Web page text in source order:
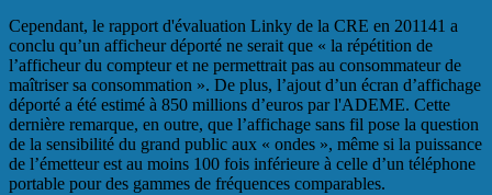
Cependant, le rapport d'évaluation Linky de la CRE en 201141 a
conclu qu’un afficheur déporté ne serait que « la répétition de
l’afficheur du compteur et ne permettrait pas au consommateur de
maîtriser sa consommation ». De plus, l’ajout d’un écran d’affichage
déporté a été estimé à 850 millions d’euros par l'ADEME. Cette
dernière remarque, en outre, que l’affichage sans fil pose la question
de la sensibilité du grand public aux « ondes », même si la puissance
de l’émetteur est au moins 100 fois inférieure à celle d’un téléphone
portable pour des gammes de fréquences comparables.